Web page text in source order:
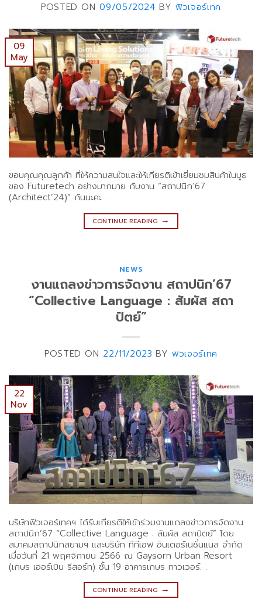
POSTED ON09/05/2024 BYฟิวเจอร์เทค
09
May
ขอบคุณคุณลูกค้า ที่ให้ความสนใจและให้เกียรติเข้าเยี่ยมชมสินค้าในบูธ
ของ Futuretech อย่างมากมาย กับงาน “สถาปนิก’67
(Architect’24)” กันนะคะ .
CONTINUE READING →
NEWS
งานแถลงข่าวการจัดงาน สถาปนิก’67
“Collective Language : สัมผัส สถา
ปัตย์”
POSTED ON 22/11/2023 BYฟิวเจอร์เทค
22
Nov
บริษัทฟิวเจอร์เทคฯ ได้รับเกียรติให้เข้าร่วมงานแถลงข่าวการจัดงาน
สถาปนิก’67 “Collective Language : สัมผัส สถาปัตย์” โดย
สมาคมสถาปนิกสยามฯ และบริษัท ทีทีเอฟ อินเตอร์เนชั่นแนล จำกัด
เมื่อวันที่ 21 พฤศจิกายน 2566 ณ Gaysorn Urban Resort
(เกษร เออร์เบิน รีสอร์ท) ชั้น 19 อาคารเกษร ทาวเวอร์. .
CONTINUE READING →